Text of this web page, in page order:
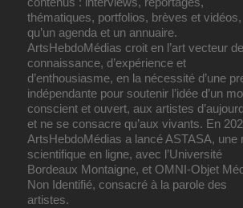
thématiques, portfolios, brèves et
qu’un agenda et un annuaire.
ArtsHebdoMédias croit en l’art vecteur de
connaissance, d’expérience et
d’enthousiasme, en la nécessité d’une
indépendante pour soutenir l’idée d’un
conscient et ouvert, aux artistes
et ne se consacre qu’aux vivants. En
ArtsHebdoMédias a lancé ASTASA, une
scientifique en ligne, avec l’Université
Bordeaux Montaigne, et OMNI-Objet
Non Identifié, consacré à la parole des
artistes.